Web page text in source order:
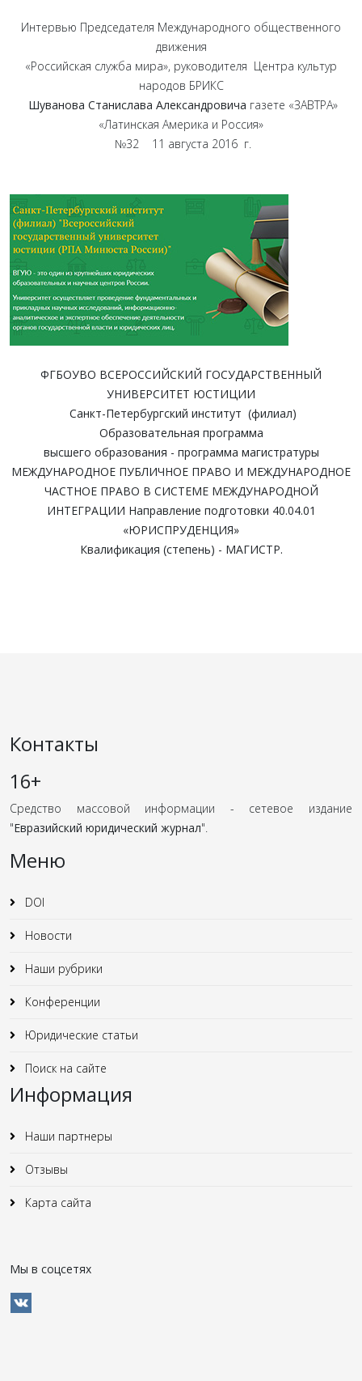
Интервью Председателя Международного общественного
движения
«Российская служба мира», руководителя Центра культур
народов БРИКС
Шуванова Станислава Александровича газете «ЗАВТРА»
«Латинская Америка и Россия»
№32 11 августа 2016 г.
ФГБОУВО ВСЕРОССИЙСКИЙ ГОСУДАРСТВЕННЫЙ
УНИВЕРСИТЕТ ЮСТИЦИИ
Санкт-Петербургский институт (филиал)
Образовательная программа
высшего образования - программа магистратуры
МЕЖДУНАРОДНОЕ ПУБЛИЧНОЕ ПРАВО И МЕЖДУНАРОДНОЕ
ЧАСТНОЕ ПРАВО В СИСТЕМЕ МЕЖДУНАРОДНОЙ
ИНТЕГРАЦИИ Направление подготовки 40.04.01
«ЮРИСПРУДЕНЦИЯ»
Квалификация (степень) - МАГИСТР.
Контакты
16+
Средство массовой информации - сетевое издание
"Евразийский юридический журнал".
Меню
DOI
Новости
Наши рубрики
Конференции
Юридические статьи
Поиск на сайте
Информация
Наши партнеры
Отзывы
Карта сайта
Мы в соцсетях